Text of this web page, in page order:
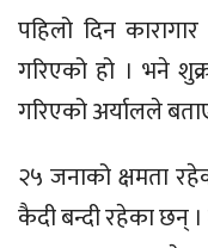
पहिलो दिन
गरिएको हो । भने
गरिएको अर्यालले
२५ जनाको क्षमता
कैदी बन्दी रहेका छन्